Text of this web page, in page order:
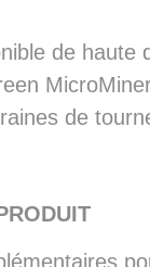
de haute
de